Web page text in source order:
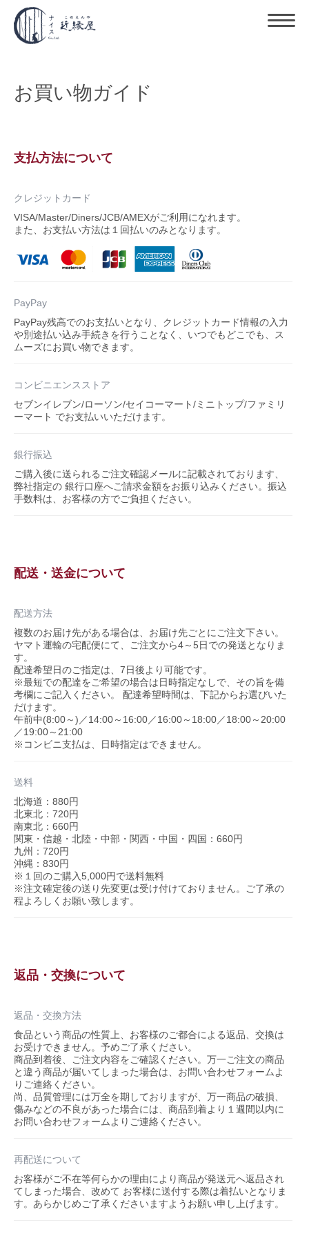
お買い物ガイド
支払方法について
クレジットカード
VISA/Master/Diners/JCB/AMEXがご利用になれます。
また、お支払い方法は１回払いのみとなります。
PayPay
PayPay残高でのお支払いとなり、クレジットカード情報の入力
や別途払い込み手続きを行うことなく、いつでもどこでも、ス
ムーズにお買い物できます。
コンビニエンスストア
セブンイレブン/ローソン/セイコーマート/ミニトップ/ファミリ
ーマート でお支払いいただけます。
銀行振込
ご購入後に送られるご注文確認メールに記載されております、
弊社指定の 銀行口座へご請求金額をお振り込みください。振込
手数料は、お客様の方でご負担ください。
配送・送金について
配送方法
複数のお届け先がある場合は、お届け先ごとにご注文下さい。
ヤマト運輸の宅配便にて、ご注文から4～5日での発送となりま
す。
配達希望日のご指定は、7日後より可能です。
※最短での配達をご希望の場合は日時指定なしで、その旨を備
考欄にご記入ください。 配達希望時間は、下記からお選びいた
だけます。
午前中(8:00～)／14:00～16:00／16:00～18:00／18:00～20:00
／19:00～21:00
※コンビニ支払は、日時指定はできません。
送料
北海道：880円
北東北：720円
南東北：660円
関東・信越・北陸・中部・関西・中国・四国：660円
九州：720円
沖縄：830円
※１回のご購入5,000円で送料無料
※注文確定後の送り先変更は受け付けておりません。ご了承の
程よろしくお願い致します。
返品・交換について
返品・交換方法
食品という商品の性質上、お客様のご都合による返品、交換は
お受けできません。予めご了承ください。
商品到着後、ご注文内容をご確認ください。万一ご注文の商品
と違う商品が届いてしまった場合は、お問い合わせフォームよ
りご連絡ください。
尚、品質管理には万全を期しておりますが、万一商品の破損、
傷みなどの不良があった場合には、商品到着より１週間以内に
お問い合わせフォームよりご連絡ください。
再配送について
お客様がご不在等何らかの理由により商品が発送元へ返品され
てしまった場合、改めて お客様に送付する際は着払いとなりま
す。あらかじめご了承くださいますようお願い申し上げます。